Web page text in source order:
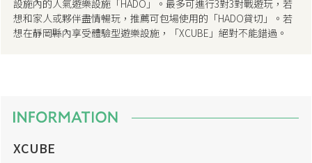
設施內的人氣遊樂設施「HADO」。最多可進行3對3對戰遊玩，若
想和家人或夥伴盡情暢玩，推薦可包場使用的「HADO貸切」。若
想在靜岡縣內享受體驗型遊樂設施，「XCUBE」絕對不能錯過。
XCUBE